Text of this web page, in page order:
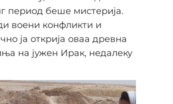
период беше мистерија.
воени конфликти и
ја открија оваа древна
на јужен Ирак, недалеку